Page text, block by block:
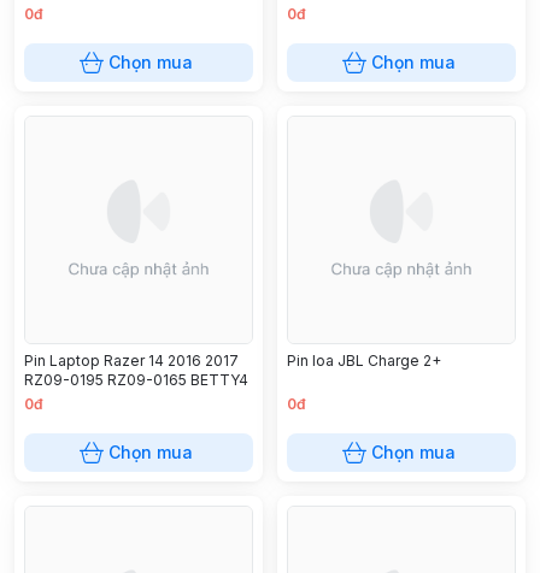
0đ
Chọn mua
0đ
Chọn mua
Pin Laptop Razer 14 2016 2017
RZ09-0195 RZ09-0165 BETTY4
0đ
Chọn mua
Pin loa JBL Charge 2+
0đ
Chọn mua